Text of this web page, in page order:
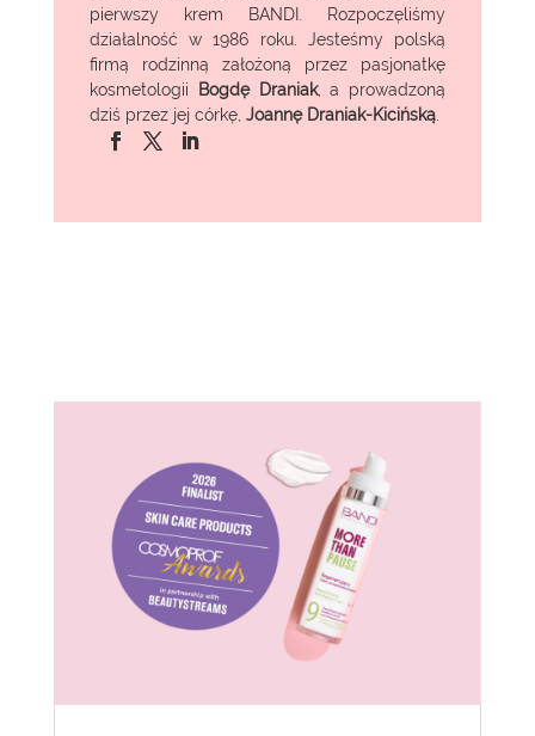
pierwszy krem BANDI. Rozpoczęliśmy
działalność w 1986 roku. Jesteśmy polską
firmą rodzinną założoną przez pasjonatkę
kosmetologii
Bogdę Draniak, a prowadzoną
dziś przez jej córkę, Joannę Draniak-Kicińską.